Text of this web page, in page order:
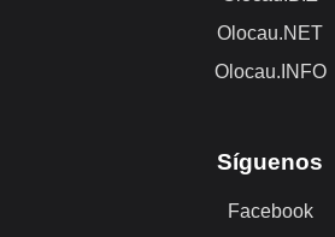
Olocau.NET
Olocau.INFO
Síguenos
Facebook